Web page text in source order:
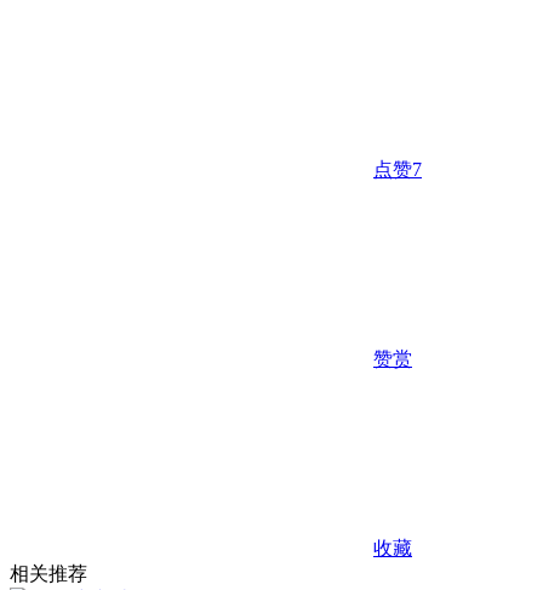
点赞7
赞赏
收藏
相关推荐